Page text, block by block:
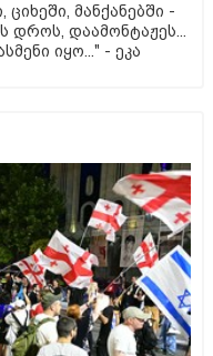
მანქანებში -
დაამონტაჟეს...
იყო..." - ეკა